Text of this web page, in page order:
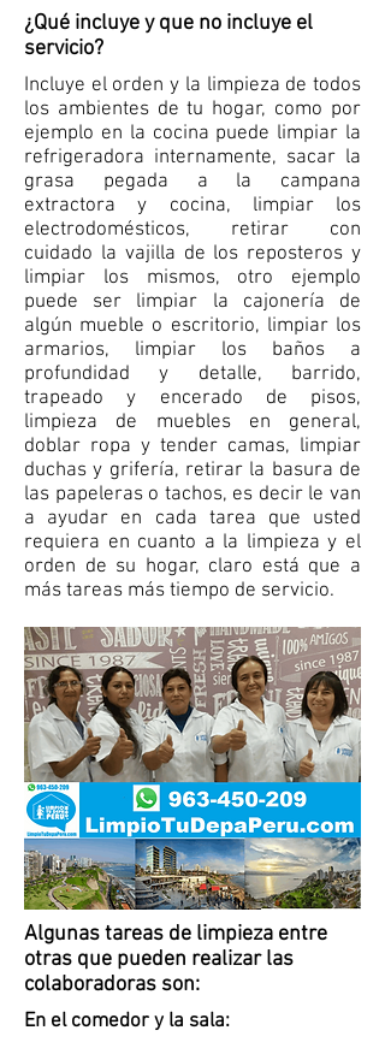
¿Qué incluye y que no incluye el
servicio?
Incluye el orden y la limpieza de todos
los ambientes de tu hogar, como por
ejemplo en la cocina puede limpiar la
refrigeradora internamente, sacar la
grasa pegada a la campana
extractora y cocina, limpiar los
electrodomésticos, retirar con
cuidado la vajilla de los reposteros y
limpiar los mismos, otro ejemplo
puede ser limpiar la cajonería de
algún mueble o escritorio, limpiar los
armarios, limpiar los baños a
profundidad y detalle, barrido,
trapeado y encerado de pisos,
limpieza de muebles en general,
doblar ropa y tender camas, limpiar
duchas y grifería, retirar la basura de
las papeleras o tachos, es decir le van
a ayudar en cada tarea que usted
requiera en cuanto a la limpieza y el
orden de su hogar, claro está que a
más tareas más tiempo de servicio.
Algunas tareas de limpieza entre
otras que pueden realizar las
colaboradoras son:
En el comedor y la sala: